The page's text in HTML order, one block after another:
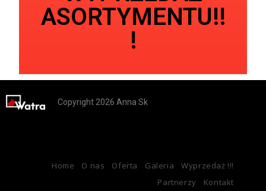
ASORTYMENTU!!
!
Copyright 2026 Anna Sk
Home O nas Oferta Galeria
Wyprzedaż !!!
Partnerzy
Kontakt